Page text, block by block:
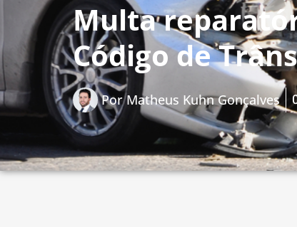
Multa
Código de
PorMatheus Kuhn Gonçalves